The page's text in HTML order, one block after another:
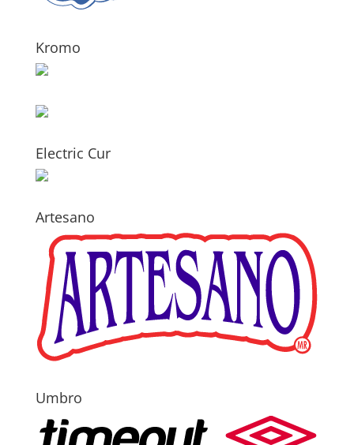
Kromo
Electric Cur
Artesano
Umbro